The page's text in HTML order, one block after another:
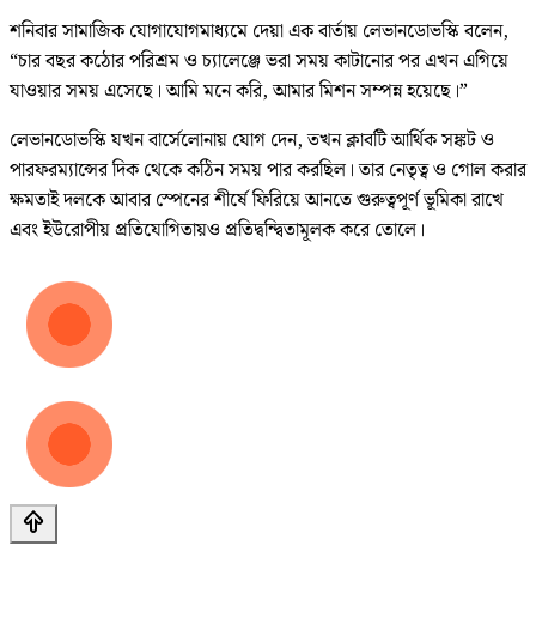
শনিবার সামাজিক যোগাযোগমাধ্যমে দেয়া এক বার্তায় লেভানডোভস্কি বলেন,
“চার বছর কঠোর পরিশ্রম ও চ্যালেঞ্জে ভরা সময় কাটানোর পর এখন এগিয়ে
যাওয়ার সময় এসেছে। আমি মনে করি, আমার মিশন সম্পন্ন হয়েছে।”
লেভানডোভস্কি যখন বার্সেলোনায় যোগ দেন, তখন ক্লাবটি আর্থিক সঙ্কট ও
পারফরম্যান্সের দিক থেকে কঠিন সময় পার করছিল। তার নেতৃত্ব ও গোল করার
ক্ষমতাই দলকে আবার স্পেনের শীর্ষে ফিরিয়ে আনতে গুরুত্বপূর্ণ ভূমিকা রাখে
এবং ইউরোপীয় প্রতিযোগিতায়ও প্রতিদ্বন্দ্বিতামূলক করে তোলে।